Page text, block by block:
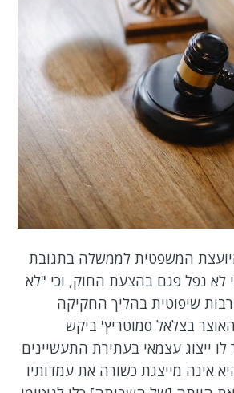
המשפטית לממשלה בתגובת
לא נפל פגם בהצעת החוק, וכי "לא
שיפוטית בהליך החקיקה
בצלאל סמוטריץ' ביקש
ייצוג עצמאי בעתירת התעשיינים
אינה מייצגת כשורה את עמדותיו